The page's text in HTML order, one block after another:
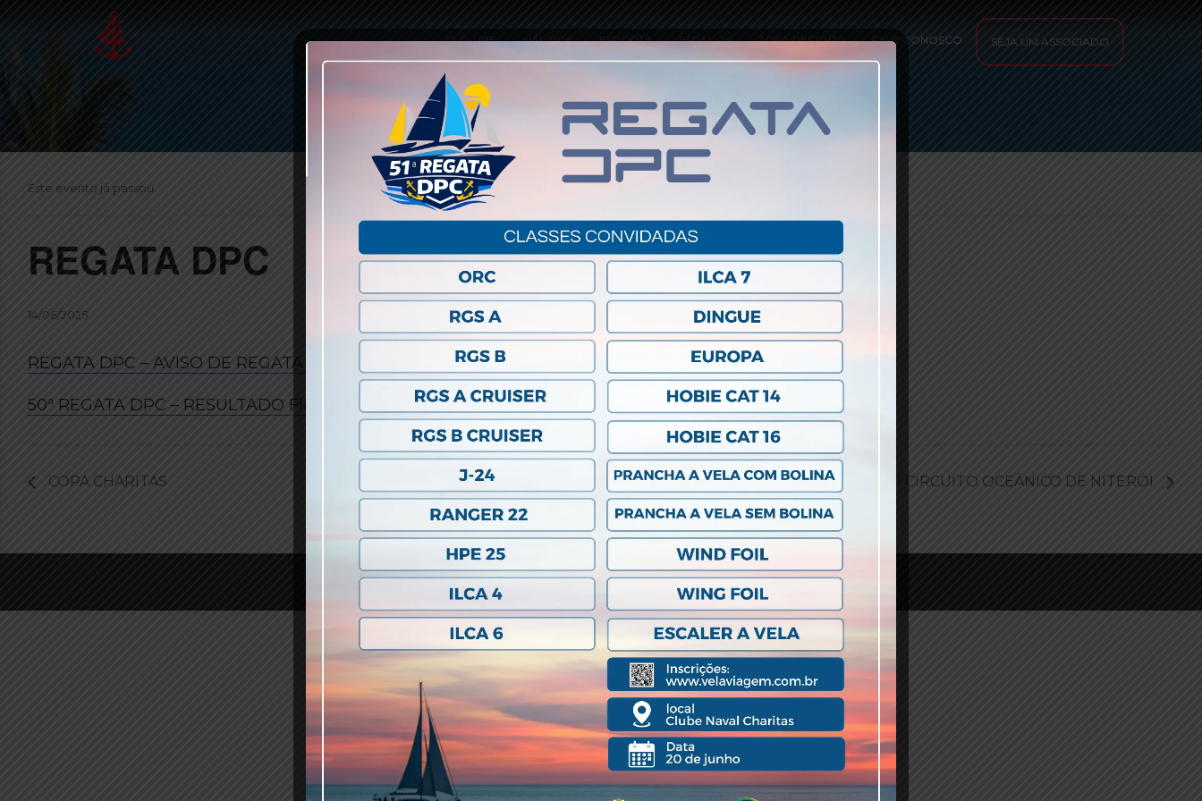
O CLUBE NÁUTICA ESPORTE ESPAÇOS ÁREA RESTRITA FALE CONOSCO SEJA UM ASSOCIADO
Este evento já passou.
REGATA DPC
14/06/2025
REGATA DPC – AVISO DE REGATA – 2025
50ª REGATA DPC – RESULTADO FINAL ADICIONAR AO CALENDÁRIO
COPA CHARITAS XXVII CIRCUITO OCEÂNICO DE NITERÓI
© 2020 Clube Naval Charitas, All Rights Reserved.